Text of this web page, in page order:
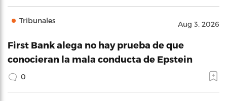
Tribunales Aug 3, 2026
First Bank alega no hay prueba de que
conocieran la mala conducta de Epstein
0